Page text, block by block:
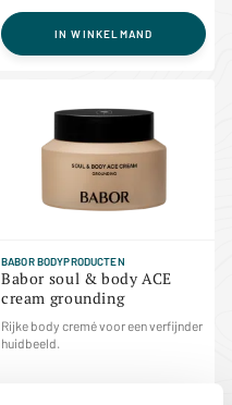
IN WINKELMAND
BABOR BODYPRODUCTEN
Babor soul & body ACE
cream grounding
Rijke body cremé voor een verfijnder
huidbeeld.